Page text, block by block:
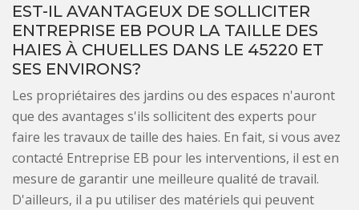
EST-IL AVANTAGEUX DE SOLLICITER
ENTREPRISE EB POUR LA TAILLE DES
HAIES À CHUELLES DANS LE 45220 ET
SES ENVIRONS?
Les propriétaires des jardins ou des espaces n'auront
que des avantages s'ils sollicitent des experts pour
faire les travaux de taille des haies. En fait, si vous avez
contacté Entreprise EB pour les interventions, il est en
mesure de garantir une meilleure qualité de travail.
D'ailleurs, il a pu utiliser des matériels qui peuvent